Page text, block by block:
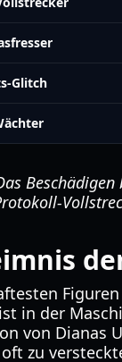
Glitch
in der
von Dianas
zu